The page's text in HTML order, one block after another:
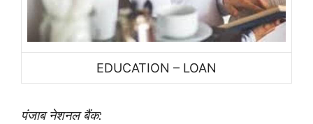
EDUCATION – LOAN
पंजाब नेशनल बैंक: